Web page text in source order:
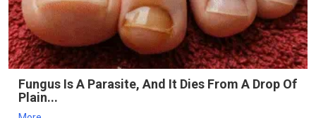
Fungus Is A Parasite, And It Dies From A Drop Of
Plain...